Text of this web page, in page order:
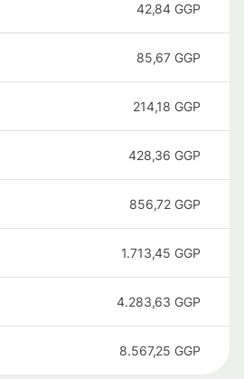
42,84 GGP
85,67 GGP
214,18 GGP
428,36 GGP
856,72 GGP
1.713,45 GGP
4.283,63 GGP
8.567,25 GGP